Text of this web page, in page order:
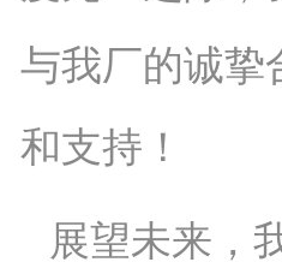
与我厂的诚挚
和支持！
展望未来，